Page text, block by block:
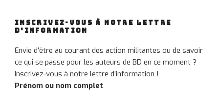
INSCRIVEZ-VOUS À NOTRE LETTRE
D’INFORMATION
Envie d'être au courant des action militantes ou de savoir
ce qui se passe pour les auteurs de BD en ce moment ?
Inscrivez-vous à notre lettre d'information !
Prénom ou nom complet